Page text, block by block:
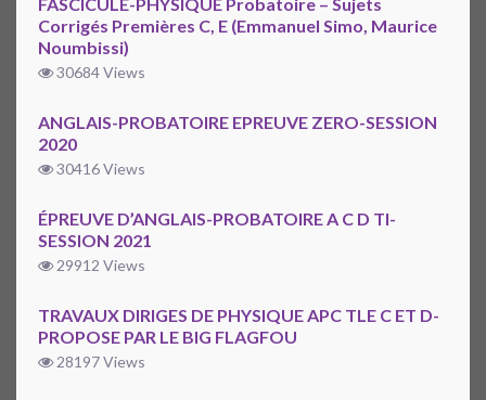
FASCICULE-PHYSIQUE Probatoire – Sujets
Corrigés Premières C, E (Emmanuel Simo, Maurice
Noumbissi)
30684 Views
ANGLAIS-PROBATOIRE EPREUVE ZERO-SESSION
2020
30416 Views
ÉPREUVE D’ANGLAIS-PROBATOIRE A C D TI-
SESSION 2021
29912 Views
TRAVAUX DIRIGES DE PHYSIQUE APC TLE C ET D-
PROPOSE PAR LE BIG FLAGFOU
28197 Views